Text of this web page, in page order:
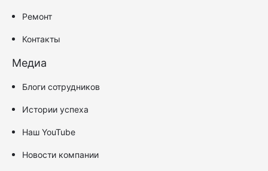
Ремонт
Контакты
Медиа
Блоги сотрудников
Истории успеха
Наш YouTube
Новости компании